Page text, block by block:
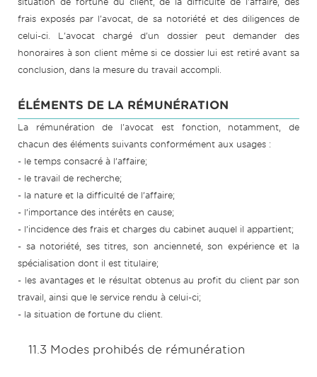
frais exposés par l'avocat, de sa notoriété et des diligences de
celui-ci. L'avocat chargé d'un dossier peut demander des
honoraires à son client même si ce dossier lui est retiré avant sa
conclusion, dans la mesure du travail accompli.
ÉLÉMENTS DE LA RÉMUNÉRATION
La rémunération de l'avocat est fonction, notamment, de
chacun des éléments suivants conformément aux usages :
- le temps consacré à l’affaire;
- le travail de recherche;
- la nature et la difficulté de l’affaire;
- l’importance des intérêts en cause;
- l’incidence des frais et charges du cabinet auquel il appartient;
- sa notoriété, ses titres, son ancienneté, son expérience et la
spécialisation dont il est titulaire;
- les avantages et le résultat obtenus au profit du client par son
travail, ainsi que le service rendu à celui-ci;
- la situation de fortune du client.
11.3 Modes prohibés de rémunération